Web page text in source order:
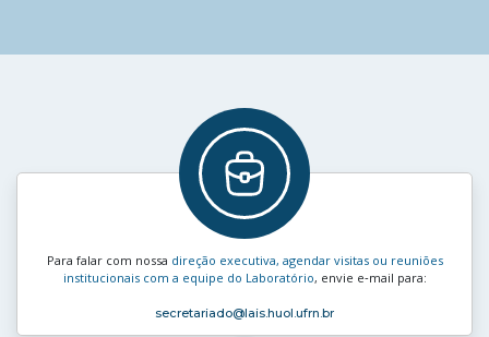
Para falar com nossa direção executiva, agendar visitas ou reuniões
institucionais com a equipe do Laboratório, envie e‑mail para:
secretariado@lais.huol.ufrn.br